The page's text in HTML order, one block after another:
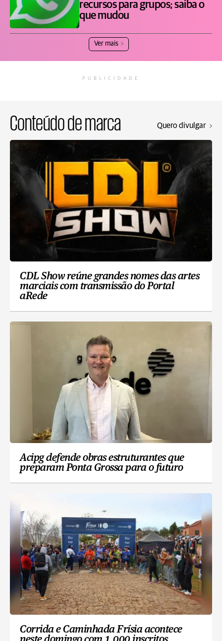
recursos para grupos; saiba o
que mudou
Ver mais
PUBLICIDADE
Conteúdo de marca Quero divulgar
CDL Show reúne grandes nomes das artes
marciais com transmissão do Portal
aRede
Acipg defende obras estruturantes que
preparam Ponta Grossa para o futuro
Corrida e Caminhada Frísia acontece